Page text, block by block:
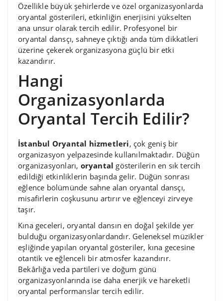
Özellikle büyük şehirlerde ve özel organizasyonlarda
oryantal gösterileri, etkinliğin enerjisini yükselten
ana unsur olarak tercih edilir. Profesyonel bir
oryantal dansçı, sahneye çıktığı anda tüm dikkatleri
üzerine çekerek organizasyona güçlü bir etki
kazandırır.
Hangi
Organizasyonlarda
Oryantal Tercih Edilir?
İstanbul Oryantal hizmetleri, çok geniş bir
organizasyon yelpazesinde kullanılmaktadır. Düğün
organizasyonları, oryantal gösterilerin en sık tercih
edildiği etkinliklerin başında gelir. Düğün sonrası
eğlence bölümünde sahne alan oryantal dansçı,
misafirlerin coşkusunu artırır ve eğlenceyi zirveye
taşır.
Kına geceleri, oryantal dansın en doğal şekilde yer
bulduğu organizasyonlardandır. Geleneksel müzikler
eşliğinde yapılan oryantal gösteriler, kına gecesine
otantik ve eğlenceli bir atmosfer kazandırır.
Bekârlığa veda partileri ve doğum günü
organizasyonlarında ise daha enerjik ve hareketli
oryantal performanslar tercih edilir.